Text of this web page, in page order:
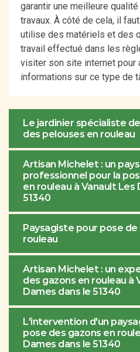
garantir une meilleure
travaux. À côté de cela, il
utilise des matériels et des
travail effectué dans les
visiter son site internet pour
informations sur ce type de
Le jardinier spécialiste
des pelouses en rouleau
Artisan Michelet : un
professionnel pour la
en rouleau à Vanault Les
51340
Paysagiste pour pose de
rouleau
Artisan Michelet : un
des gazons en rouleau à
Dames dans le 51340
L'intervention d'un
pose des gazons en
Dames dans le 51340